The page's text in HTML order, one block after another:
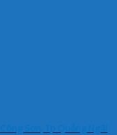
Sơn, Tp Quảng Ngãi